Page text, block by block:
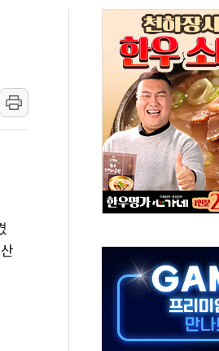
결과 발표...김민석 45.09% 정청래
결과 발표...김민석 52.64% 정청래
만지작…공습 한계·탄약 부족 현실화
당 최대 50㎜ 폭우…강원 동해안 강한 비 이
대 환경미화원 수거차에 치여 사망
흉기 난동…60대 남성 2명 숨져
손해 보는 일 없게"…'결혼 페널티' 22개
서 모터보트 전복…1명 사망·1명 실종
기림의 날 참석..."국제적 시민 연대로 목
질 중 실종 60대 나흘만에 숨진 채 발견
니 흉기 살해 10대 아들 체포
'뻔뻔' 받아친 정청래…제주 연설서 신경전
검토 지시…與 "적극 환영"·野 "졸속 국정"